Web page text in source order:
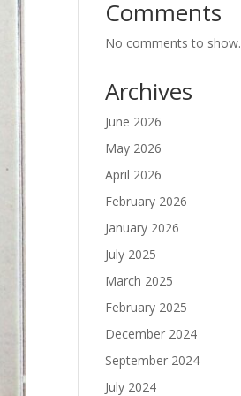
Comments
No comments to show.
Archives
June 2026
May 2026
April 2026
February 2026
January 2026
July 2025
March 2025
February 2025
December 2024
September 2024
July 2024